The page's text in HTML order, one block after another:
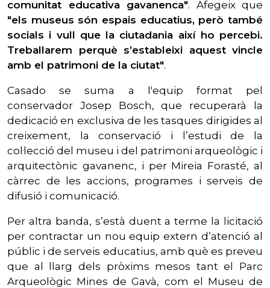
comunitat educativa gavanenca". Afegeix que
"els museus són espais educatius, però també
socials i vull que la ciutadania així ho percebi.
Treballarem perquè s’estableixi aquest vincle
amb el patrimoni de la ciutat".
Casado se suma a l'equip format pel
conservador Josep Bosch, que recuperarà la
dedicació en exclusiva de les tasques dirigides al
creixement, la conservació i l’estudi de la
col·lecció del museu i del patrimoni arqueològic i
arquitectònic gavanenc, i per Mireia Forasté, al
càrrec de les accions, programes i serveis de
difusió i comunicació.
Per altra banda, s’està duent a terme la licitació
per contractar un nou equip extern d’atenció al
públic i de serveis educatius, amb què es preveu
que al llarg dels pròxims mesos tant el Parc
Arqueològic Mines de Gavà, com el Museu de